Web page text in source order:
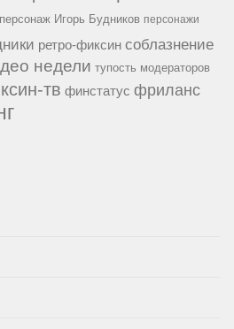
персонаж Игорь Будников персонажи
ретро-фиксин соблазнение
недели тупость модераторов
тв финстатус фриланс